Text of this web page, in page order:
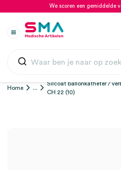
We scoren een gemiddelde
Home ...
Silcoat ballonkatheter /
CH 22 (10)